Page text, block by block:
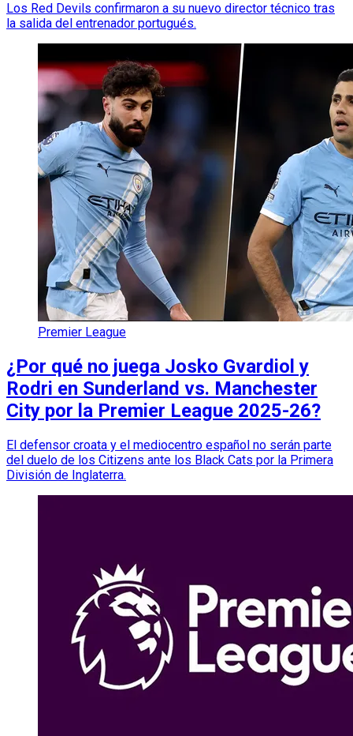
Los Red Devils confirmaron a su nuevo director técnico tras
la salida del entrenador portugués.
Premier League
¿Por qué no juega Josko Gvardiol y
Rodri en Sunderland vs. Manchester
City por la Premier League 2025-26?
El defensor croata y el mediocentro español no serán parte
del duelo de los Citizens ante los Black Cats por la Primera
División de Inglaterra.